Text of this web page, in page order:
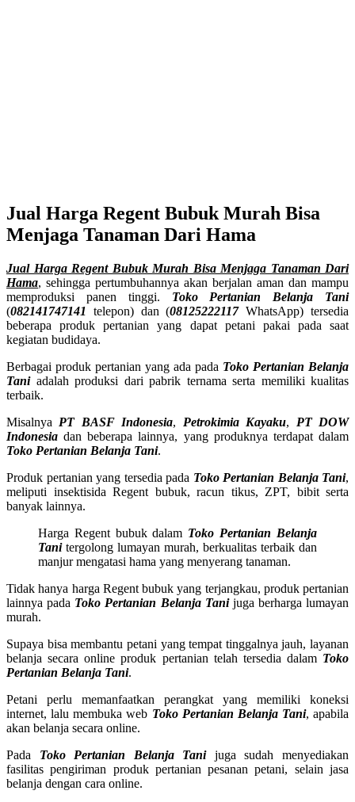
Jual Harga Regent Bubuk Murah Bisa
Menjaga Tanaman Dari Hama
Jual Harga Regent Bubuk Murah Bisa Menjaga Tanaman Dari
Hama, sehingga pertumbuhannya akan berjalan aman dan mampu
memproduksi panen tinggi. Toko Pertanian Belanja Tani
(082141747141 telepon) dan (08125222117 WhatsApp) tersedia
beberapa produk pertanian yang dapat petani pakai pada saat
kegiatan budidaya.
Berbagai produk pertanian yang ada pada Toko Pertanian Belanja
Taniadalah produksi dari pabrik ternama serta memiliki kualitas
terbaik.
Misalnya PT BASF Indonesia, Petrokimia Kayaku, PT DOW
Indonesia dan beberapa lainnya, yang produknya terdapat dalam
Toko Pertanian Belanja Tani.
Produk pertanian yang tersedia pada Toko Pertanian Belanja Tani,
meliputi insektisida Regent bubuk, racun tikus, ZPT, bibit serta
banyak lainnya.
Harga Regent bubuk dalam Toko Pertanian Belanja
Tanitergolong lumayan murah, berkualitas terbaik dan
manjur mengatasi hama yang menyerang tanaman.
Tidak hanya harga Regent bubuk yang terjangkau, produk pertanian
lainnya pada Toko Pertanian Belanja Tanijuga berharga lumayan
murah.
Supaya bisa membantu petani yang tempat tinggalnya jauh, layanan
belanja secara online produk pertanian telah tersedia dalam Toko
Pertanian Belanja Tani.
Petani perlu memanfaatkan perangkat yang memiliki koneksi
internet, lalu membuka web Toko Pertanian Belanja Tani, apabila
akan belanja secara online.
Pada Toko Pertanian Belanja Tanijuga sudah menyediakan
fasilitas pengiriman produk pertanian pesanan petani, selain jasa
belanja dengan cara online.